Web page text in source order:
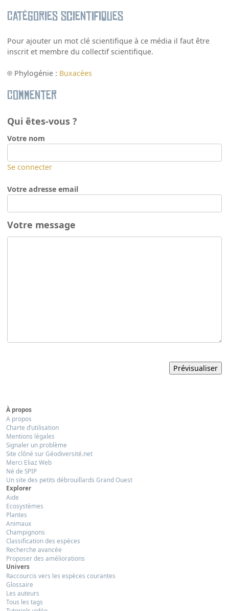
Catégories scientifiques
Pour ajouter un mot clé scientifique à ce média il faut être
inscrit et membre du collectif scientifique.
Phylogénie : Buxacées
Commenter
Qui êtes-vous ?
Votre nom
Se connecter
Votre adresse email
Votre message
À propos
A propos
Charte d’utilisation
Mentions légales
Signaler un problème
Site clôné sur Géodiversité.net
Merci Eliaz Web
Né de SPIP
Un site des petits débrouillards Grand Ouest
Explorer
Aide
Ecosystèmes
Plantes
Animaux
Champignons
Classification des espèces
Recherche avancée
Proposer des améliorations
Univers
Raccourcis vers les espèces courantes
Glossaire
Les auteurs
Tous les tags